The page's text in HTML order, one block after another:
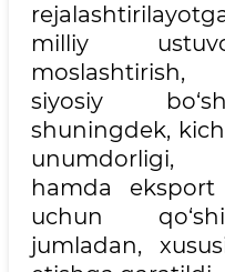
milliy
moslashtirish,
siyosiy
shuningdek,
unumdorligi,
hamda eksport
uchun
jumladan,